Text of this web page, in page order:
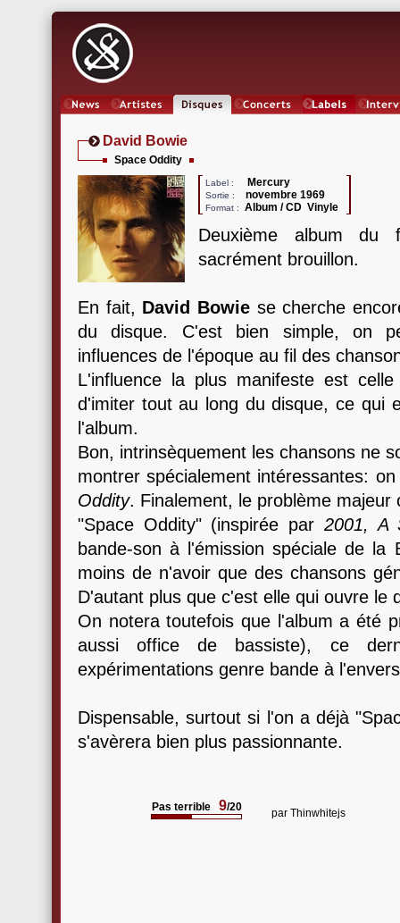
David Bowie
Space Oddity
Label : Mercury
Sortie : novembre 1969
Format : Album / CD Vinyle
Deuxième album
sacrément brouillon.
En fait, David Bowiese cherche
du disque. C'est bien simple, on
influences de l'époque au fil des
L'influence la plus manifeste est
d'imiter tout au long du disque, ce qui
l'album.
Bon, intrinsèquement les chansons ne
montrer spécialement intéressantes:
Oddity. Finalement, le problème
"Space Oddity" (inspirée par 2001, A
bande-son à l'émission spéciale de
moins de n'avoir que des chansons
D'autant plus que c'est elle qui ouvre le
On notera toutefois que l'album a été
aussi office de bassiste), ce
expérimentations genre bande à
Dispensable, surtout si l'on a déjà
s'avèrera bien plus passionnante.
Pas terrible 9/20 par Thinwhitejs